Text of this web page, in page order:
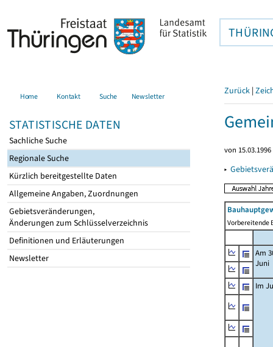
Home Kontakt Suche Newsletter
STATISTISCHE DATEN
Sachliche Suche
Regionale Suche
Kürzlich bereitgestellte Daten
Allgemeine Angaben, Zuordnungen
Gebietsveränderungen,
Änderungen zum Schlüsselverzeichnis
Definitionen und Erläuterungen
Newsletter
Zurück |
von
▸
Vorbereitende
Am
Juni
Im